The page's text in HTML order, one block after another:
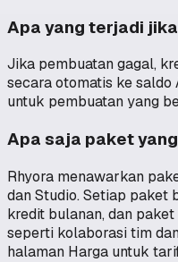
Apa yang terjadi
Jika pembuatan gagal,
secara otomatis ke saldo
untuk pembuatan yang
Apa saja paket
Rhyora menawarkan
dan Studio. Setiap
kredit bulanan, dan
seperti kolaborasi tim
halaman Harga untuk